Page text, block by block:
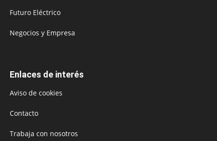
Futuro Eléctrico
Negocios y Empresa
Enlaces de interés
Aviso de cookies
Contacto
Trabaja con nosotros